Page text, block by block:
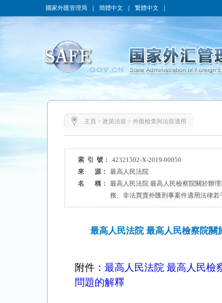
國家外匯管理局 簡體中文 繁體中文
主頁 > 政策法規 > 外匯檢查與法規適用
索 引 號：
42321502-X-2019-00050
來 源：
最高人民法院
名 稱：
最高人民法院 最高人民檢察院關於辦
務、非法買賣外匯刑事案件適用法律若
最高人民法院 最高人民檢察院
附件： 最高人民法院 最高人民檢
問題的解釋